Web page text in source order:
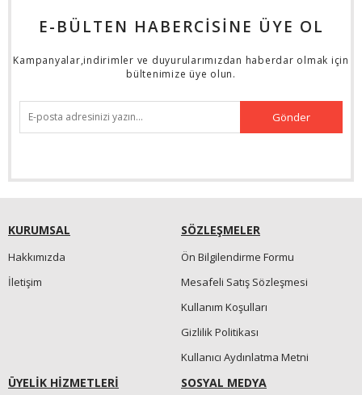
E-BÜLTEN HABERCİSİNE ÜYE OL
Kampanyalar,indirimler ve duyurularımızdan haberdar olmak için
bültenimize üye olun.
Gönder
KURUMSAL
Hakkımızda
İletişim
SÖZLEŞMELER
Ön Bilgilendirme Formu
Mesafeli Satış Sözleşmesi
Kullanım Koşulları
Gizlilik Politikası
Kullanıcı Aydınlatma Metni
ÜYELİK HİZMETLERİ SOSYAL MEDYA